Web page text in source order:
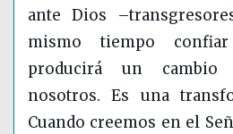
ante Dios
mismo tiempo
producirá un cambio
nosotros. Es una
Cuando creemos en el